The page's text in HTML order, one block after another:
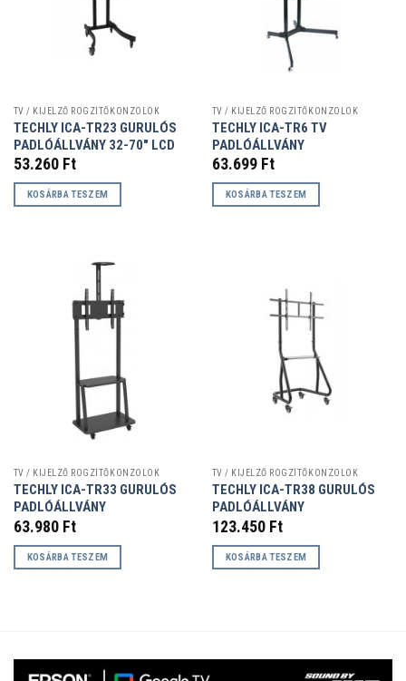
TV / KIJELZŐ RÖGZÍTŐKONZOLOK
TECHLY ICA-TR23 GURULÓS
PADLÓÁLLVÁNY 32-70″ LCD
53.260 Ft
KOSÁRBA TESZEM
TV / KIJELZŐ RÖGZÍTŐKONZOLOK
TECHLY ICA-TR6 TV
PADLÓÁLLVÁNY
63.699 Ft
KOSÁRBA TESZEM
TV / KIJELZŐ RÖGZÍTŐKONZOLOK
TECHLY ICA-TR33 GURULÓS
PADLÓÁLLVÁNY
63.980 Ft
KOSÁRBA TESZEM
TV / KIJELZŐ RÖGZÍTŐKONZOLOK
TECHLY ICA-TR38 GURULÓS
PADLÓÁLLVÁNY
123.450 Ft
KOSÁRBA TESZEM